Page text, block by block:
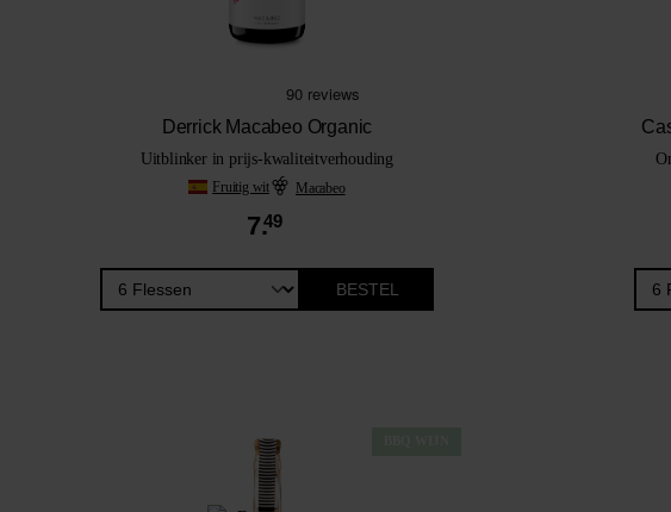
Derrick Macabeo Organic
Uitblinker in prijs-kwaliteitverhouding
Fruitig wit Macabeo
7.49
BESTEL